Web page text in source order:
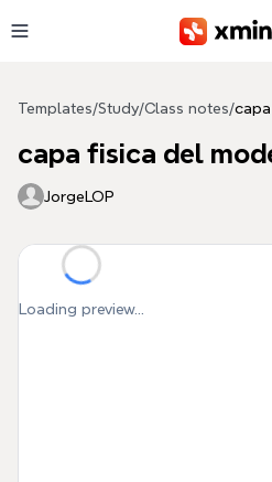
Templates/Study/Class notes/
capa fisica del
JorgeLOP
Loading preview...